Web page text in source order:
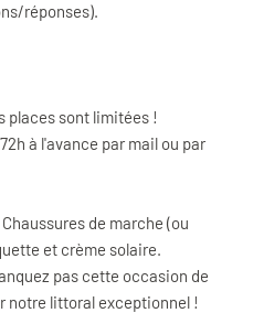
réponses).
places sont limitées !
à l'avance par mail ou par
de marche (ou
et crème solaire.
pas cette occasion de
notre littoral exceptionnel !